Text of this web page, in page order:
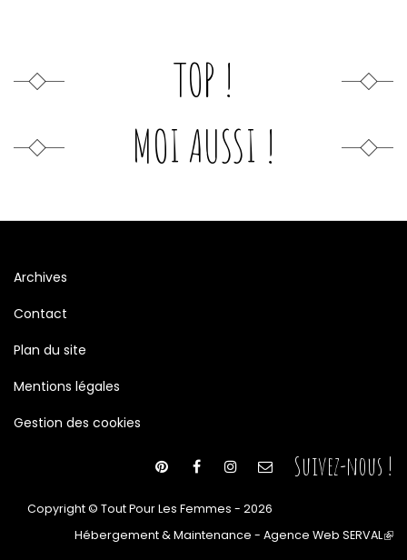
TOP !
MOI AUSSI !
Archives
Contact
Plan du site
Mentions légales
Gestion des cookies
Suivez-nous !
Copyright © Tout Pour Les Femmes - 2026
Hébergement & Maintenance - Agence Web SERVAL(le